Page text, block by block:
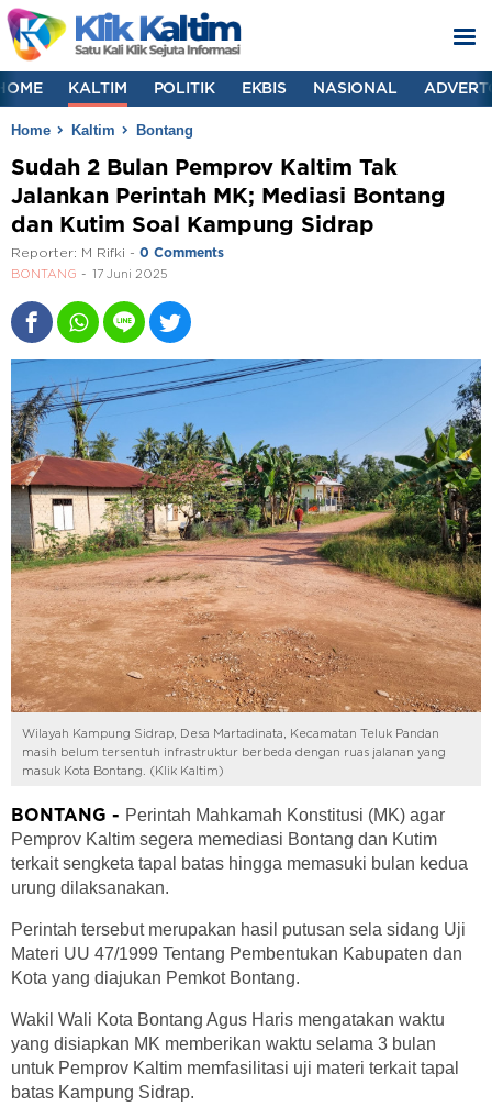
KALTIM POLITIK EKBIS NASIONAL
Home Kaltim Bontang
Sudah 2 Bulan Pemprov Kaltim Tak
Jalankan Perintah MK; Mediasi Bontang
dan Kutim Soal Kampung Sidrap
Reporter: M Rifki - 0 Comments
BONTANG 17 Juni 2025
Wilayah Kampung Sidrap, Desa Martadinata, Kecamatan Teluk Pandan
masih belum tersentuh infrastruktur berbeda dengan ruas jalanan yang
masuk Kota Bontang. (Klik Kaltim)
BONTANG - Perintah Mahkamah Konstitusi (MK) agar
Pemprov Kaltim segera memediasi Bontang dan Kutim
terkait sengketa tapal batas hingga memasuki bulan kedua
urung dilaksanakan.
Perintah tersebut merupakan hasil putusan sela sidang Uji
Materi UU 47/1999 Tentang Pembentukan Kabupaten dan
Kota yang diajukan Pemkot Bontang.
Wakil Wali Kota Bontang Agus Haris mengatakan waktu
yang disiapkan MK memberikan waktu selama 3 bulan
untuk Pemprov Kaltim memfasilitasi uji materi terkait tapal
batas Kampung Sidrap.